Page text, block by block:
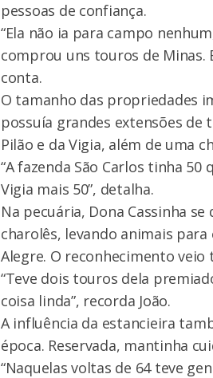
pessoas de confiança.
“Ela não ia para campo
comprou uns touros de Minas.
conta.
O tamanho das propriedades
possuía grandes extensões de
Pilão e da Vigia, além de uma
“A fazenda São Carlos tinha
Vigia mais 50”, detalha.
Na pecuária, Dona Cassinha
charolês, levando animais
Alegre. O reconhecimento
“Teve dois touros dela
coisa linda”, recorda João.
A influência da estancieira
época. Reservada, mantinha
“Naquelas voltas de 64 teve